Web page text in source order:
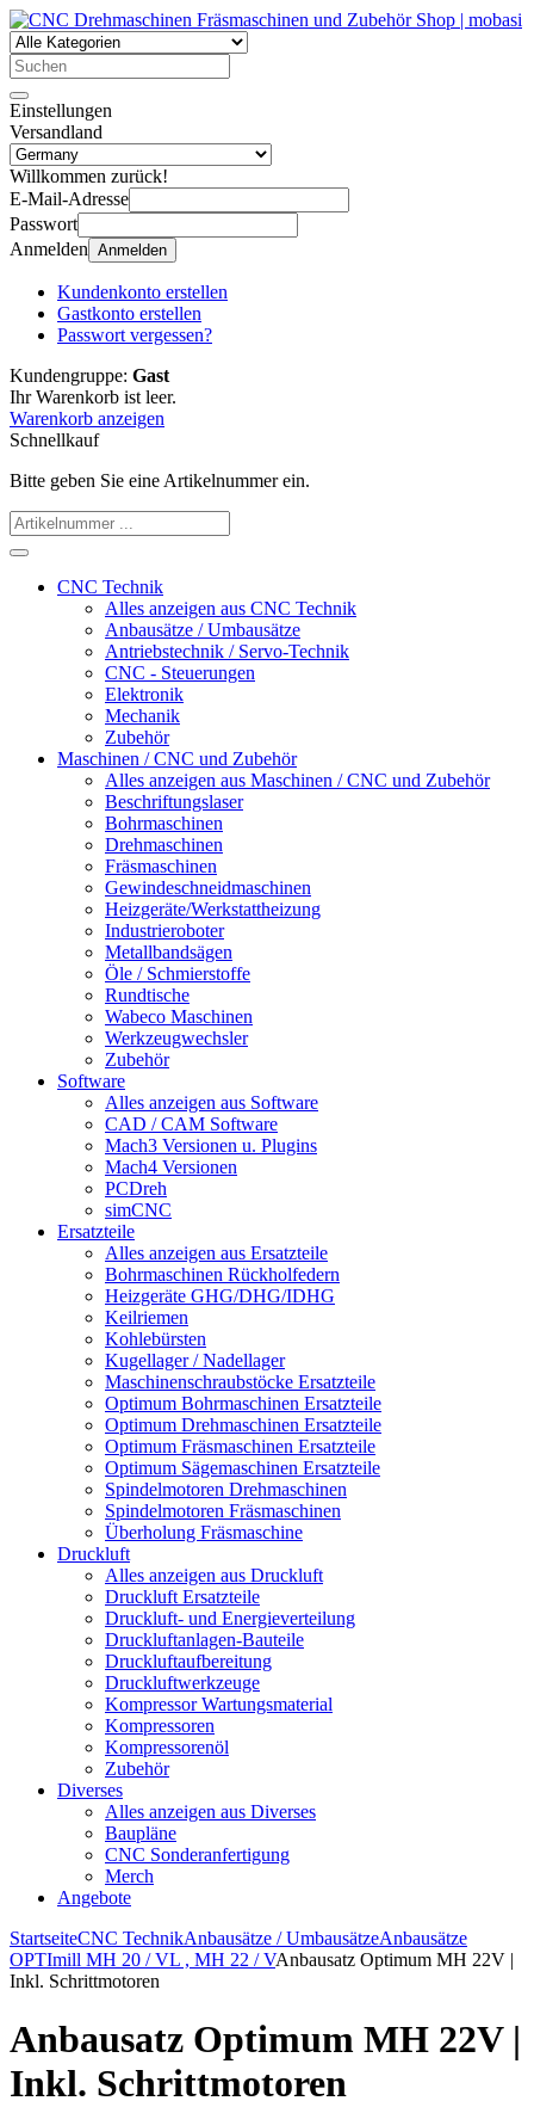
Einstellungen
Versandland
Willkommen zurück!
E-Mail-Adresse
Passwort
Anmelden Anmelden
Kundenkonto erstellen
Gastkonto erstellen
Passwort vergessen?
Kundengruppe: Gast
Ihr Warenkorb ist leer.
Warenkorb anzeigen
Schnellkauf
Bitte geben Sie eine Artikelnummer ein.
CNC Technik
Alles anzeigen aus CNC Technik
Anbausätze / Umbausätze
Antriebstechnik / Servo-Technik
CNC - Steuerungen
Elektronik
Mechanik
Zubehör
Maschinen / CNC und Zubehör
Alles anzeigen aus Maschinen / CNC und Zubehör
Beschriftungslaser
Bohrmaschinen
Drehmaschinen
Fräsmaschinen
Gewindeschneidmaschinen
Heizgeräte/Werkstattheizung
Industrieroboter
Metallbandsägen
Öle / Schmierstoffe
Rundtische
Wabeco Maschinen
Werkzeugwechsler
Zubehör
Software
Alles anzeigen aus Software
CAD / CAM Software
Mach3 Versionen u. Plugins
Mach4 Versionen
PCDreh
simCNC
Ersatzteile
Alles anzeigen aus Ersatzteile
Bohrmaschinen Rückholfedern
Heizgeräte GHG/DHG/IDHG
Keilriemen
Kohlebürsten
Kugellager / Nadellager
Maschinenschraubstöcke Ersatzteile
Optimum Bohrmaschinen Ersatzteile
Optimum Drehmaschinen Ersatzteile
Optimum Fräsmaschinen Ersatzteile
Optimum Sägemaschinen Ersatzteile
Spindelmotoren Drehmaschinen
Spindelmotoren Fräsmaschinen
Überholung Fräsmaschine
Druckluft
Alles anzeigen aus Druckluft
Druckluft Ersatzteile
Druckluft- und Energieverteilung
Druckluftanlagen-Bauteile
Druckluftaufbereitung
Druckluftwerkzeuge
Kompressor Wartungsmaterial
Kompressoren
Kompressorenöl
Zubehör
Diverses
Alles anzeigen aus Diverses
Baupläne
CNC Sonderanfertigung
Merch
Angebote
StartseiteCNC TechnikAnbausätze / UmbausätzeAnbausätze
OPTImill MH 20 / VL , MH 22 / VAnbausatz Optimum MH 22V |
Inkl. Schrittmotoren
Anbausatz Optimum MH 22V |
Inkl. Schrittmotoren